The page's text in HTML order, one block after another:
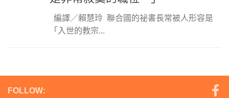
編譯／賴慧玲 聯合國的祕書長常被人形容是
「入世的教宗...
FOLLOW: